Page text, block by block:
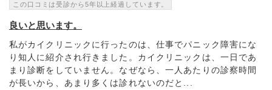
この口コミは受診から5年以上経過しています。
良いと思います。
私がカイクリニックに行ったのは、仕事でパニック障害にな
り知人に紹介され行きました。カイクリニックは、一日であ
まり診断をしていません。なぜなら、一人あたりの診察時間
が長いから、あまり多くは診れないのだと...